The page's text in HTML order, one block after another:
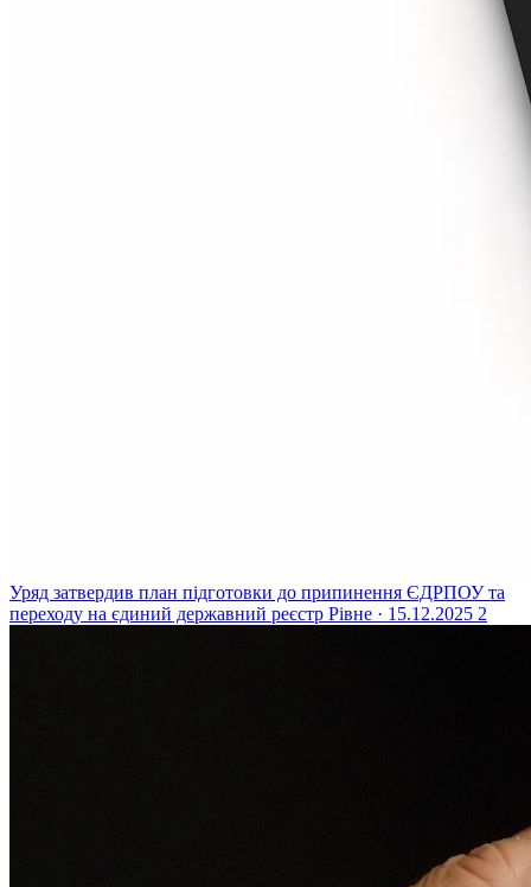
Уряд затвердив план підготовки до припинення ЄДРПОУ та
переходу на єдиний державний реєстр Рівне · 15.12.2025 2